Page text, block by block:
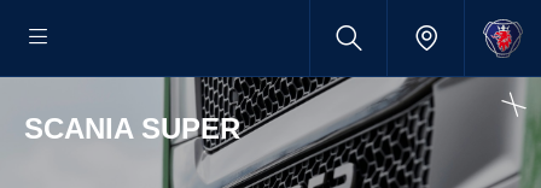
SCANIA SUPER